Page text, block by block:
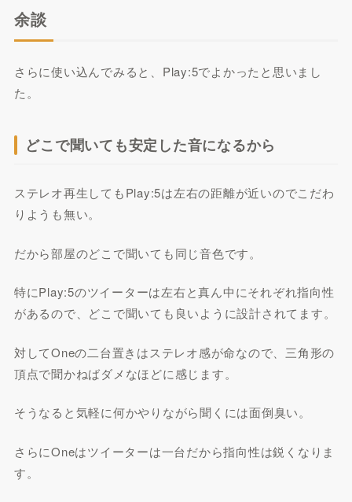
余談
さらに使い込んでみると、Play:5でよかったと思いまし
た。
どこで聞いても安定した音になるから
ステレオ再生してもPlay:5は左右の距離が近いのでこだわ
りようも無い。
だから部屋のどこで聞いても同じ音色です。
特にPlay:5のツイーターは左右と真ん中にそれぞれ指向性
があるので、どこで聞いても良いように設計されてます。
対してOneの二台置きはステレオ感が命なので、三角形の
頂点で聞かねばダメなほどに感じます。
そうなると気軽に何かやりながら聞くには面倒臭い。
さらにOneはツイーターは一台だから指向性は鋭くなりま
す。